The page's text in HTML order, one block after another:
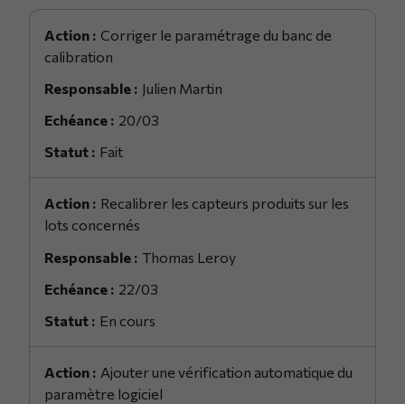
Corriger le paramétrage du banc de
calibration
Julien Martin
20/03
Fait
Recalibrer les capteurs produits sur les
lots concernés
Thomas Leroy
22/03
En cours
Ajouter une vérification automatique du
paramètre logiciel